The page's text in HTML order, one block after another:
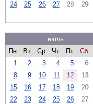
24
25 26 27 28 29
июль
Пн
Вт Ср Чт Пт Сб
1
2 3 4 5 6
8
9 10 11 12 13
15
16 17 18 19 20
22
23 24 25 26 27